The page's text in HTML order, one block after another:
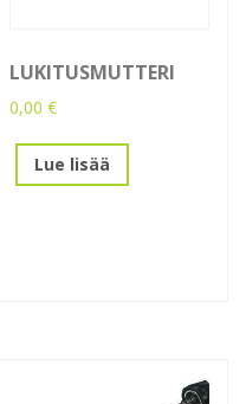
LUKITUSMUTTERI
0,00€
Lue lisää